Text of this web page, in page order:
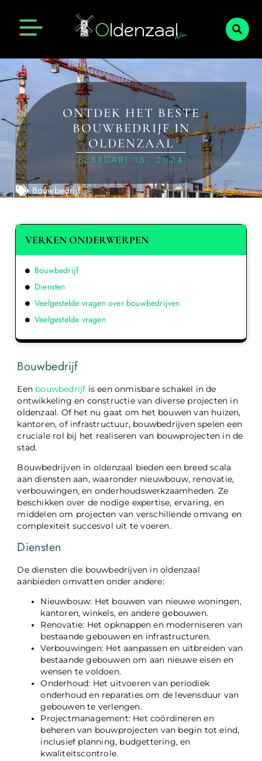
ONTDEK HET BESTE
BOUWBEDRIJF IN
OLDENZAAL
FEBRUARI 15, 2024
Bouwbedrijf
Bouwbedrijf
Een bouwbedrijf is een onmisbare schakel in de
ontwikkeling en constructie van diverse projecten in
oldenzaal. Of het nu gaat om het bouwen van huizen,
kantoren, of infrastructuur, bouwbedrijven spelen een
cruciale rol bij het realiseren van bouwprojecten in de
stad.
Bouwbedrijven in oldenzaal bieden een breed scala
aan diensten aan, waaronder nieuwbouw, renovatie,
verbouwingen, en onderhoudswerkzaamheden. Ze
beschikken over de nodige expertise, ervaring, en
middelen om projecten van verschillende omvang en
complexiteit succesvol uit te voeren.
Diensten
De diensten die bouwbedrijven in oldenzaal
aanbieden omvatten onder andere:
Nieuwbouw: Het bouwen van nieuwe woningen,
kantoren, winkels, en andere gebouwen.
Renovatie: Het opknappen en moderniseren van
bestaande gebouwen en infrastructuren.
Verbouwingen: Het aanpassen en uitbreiden van
bestaande gebouwen om aan nieuwe eisen en
wensen te voldoen.
Onderhoud: Het uitvoeren van periodiek
onderhoud en reparaties om de levensduur van
gebouwen te verlengen.
Projectmanagement: Het coördineren en
beheren van bouwprojecten van begin tot eind,
inclusief planning, budgettering, en
kwaliteitscontrole.
VERKEN ONDERWERPEN
Bouwbedrijf
Diensten
Veelgestelde vragen over bouwbedrijven
Veelgestelde vragen